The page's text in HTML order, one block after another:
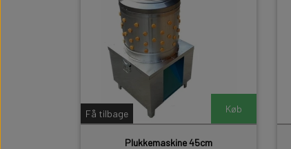
Få tilbage Køb
Plukkemaskine 45cm